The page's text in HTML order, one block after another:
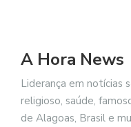
A Hora News
Liderança em notícias
religioso, saúde,
de Alagoas, Brasil e